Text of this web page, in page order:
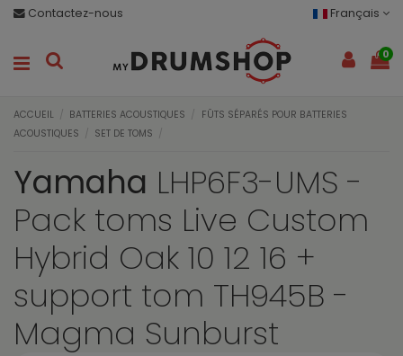
Contactez-nous Français
0
ACCUEIL BATTERIES ACOUSTIQUES
FÛTS SÉPARÉS POUR BATTERIES
ACOUSTIQUES
SET DE TOMS
Yamaha LHP6F3-UMS -
Pack toms Live Custom
Hybrid Oak 10 12 16 +
support tom TH945B -
Magma Sunburst